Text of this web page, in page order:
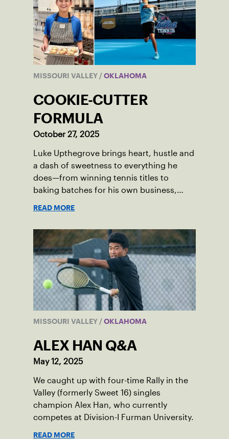
MISSOURI VALLEY / OKLAHOMA
COOKIE-CUTTER
FORMULA
October 27, 2025
Luke Upthegrove brings heart, hustle and
a dash of sweetness to everything he
does—from winning tennis titles to
baking batches for his own business,
READ MORE
MISSOURI VALLEY / OKLAHOMA
ALEX HAN Q&A
May 12, 2025
We caught up with four-time Rally in the
Valley (formerly Sweet 16) singles
champion Alex Han, who currently
competes at Division-I Furman University.
READ MORE